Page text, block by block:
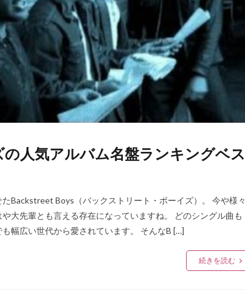
人気アルバム名盤ランキングベス
Backstreet Boys（バックストリート・ボーイズ）。 今や様々
大先輩とも言える存在になっていますね。 どのシングル曲も
幅広い世代から愛されています。 そんなB […]
続きを読む